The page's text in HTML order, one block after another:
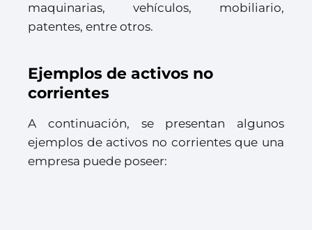
maquinarias, vehículos, mobiliario,
patentes, entre otros.
Ejemplos de activos no
corrientes
A continuación, se presentan algunos
ejemplos de activos no corrientes que una
empresa puede poseer: